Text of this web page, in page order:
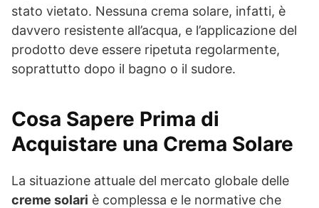
stato vietato. Nessuna crema solare, infatti, è
davvero resistente all’acqua, e l’applicazione del
prodotto deve essere ripetuta regolarmente,
soprattutto dopo il bagno o il sudore.
Cosa Sapere Prima di
Acquistare una Crema Solare
La situazione attuale del mercato globale delle
creme solari è complessa e le normative che